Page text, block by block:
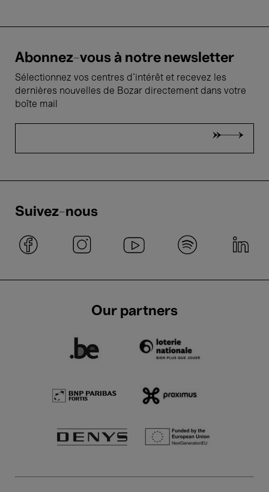
Abonnez-vous à notre newsletter
Sélectionnez vos centres d'intérêt et recevez les
dernières nouvelles de Bozar directement dans votre
boîte mail
Suivez-nous
Our partners